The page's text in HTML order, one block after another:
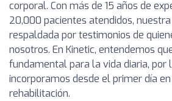
corporal. Con más de 15 años de
20,000 pacientes atendidos,
respaldada por testimonios de
nosotros. En Kinetic, entendemos
fundamental para la vida diaria, por
incorporamos desde el primer día
rehabilitación.